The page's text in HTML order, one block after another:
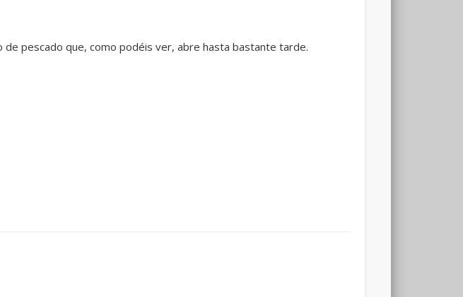
pescado que, como podéis ver, abre hasta bastante tarde.